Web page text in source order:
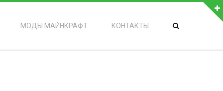
МОДЫ МАЙНКРАФТ КОНТАКТЫ